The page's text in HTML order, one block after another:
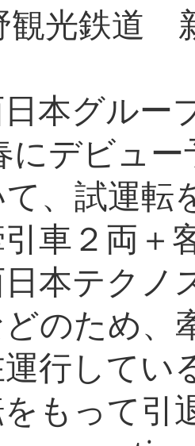
観光鉄道
本グルー
にデビュ
、試運転
車２両＋
本テクノ
のため、
行してい
もって引